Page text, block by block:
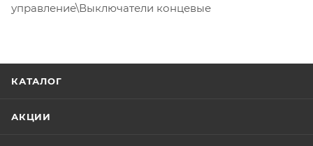
управление\Выключатели концевые
КАТАЛОГ
АКЦИИ